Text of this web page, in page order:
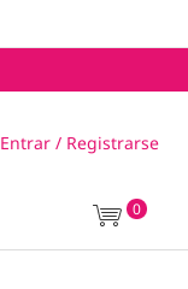
Entrar / Registrarse
0